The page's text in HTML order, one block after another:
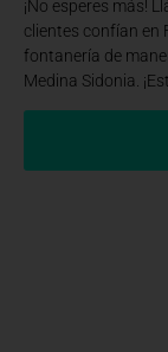
¡No esperes más!
clientes confían en
fontanería de
Medina Sidonia.